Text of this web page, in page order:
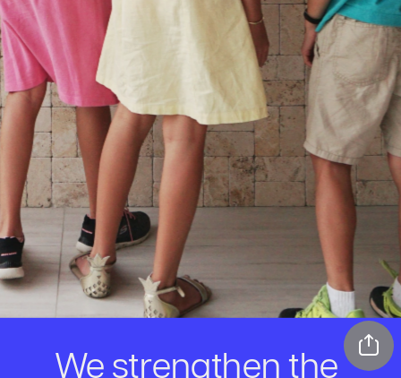
We strengthen the